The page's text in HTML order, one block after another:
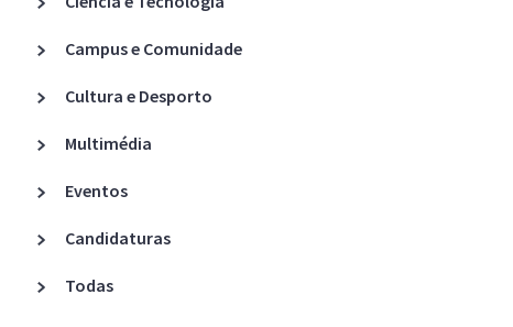
Acreditações A3ES
Campus e Comunidade
Cultura e Desporto
Multimédia
Eventos
Candidaturas
Todas